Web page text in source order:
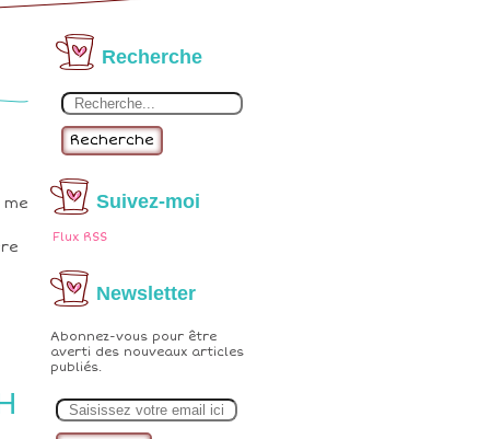
Recherche
Recherche
Suivez-moi
Flux RSS
Newsletter
Abonnez-vous pour être
averti des nouveaux articles
publiés.
m